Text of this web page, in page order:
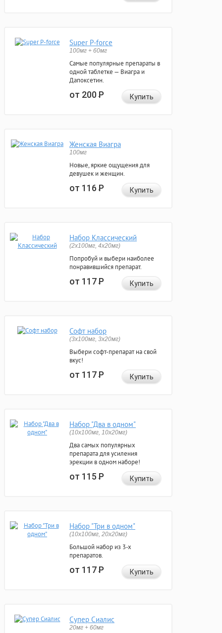
Super P-force
100мг + 60мг
Самые популярные препараты в
одной таблетке — Виагра и
Дапоксетин.
от 200Р Купить
Женская Виагра
100мг
Новые, яркие ощущения для
девушек и женщин.
от 116Р Купить
Набор Классический
(2x100мг, 4x20мг)
Попробуй и выбери наиболее
понравившийся препарат.
от 117Р Купить
Софт набор
(3x100мг, 3x20мг)
Выбери софт-препарат на свой
вкус!
от 117Р Купить
Набор "Два в одном"
(10x100мг, 10x20мг)
Два самых популярных
препарата для усиления
эрекции в одном наборе!
от 115Р Купить
Набор "Три в одном"
(10x100мг, 20x20мг)
Большой набор из 3-х
препаратов.
от 117Р Купить
Супер Сиалис
20мг + 60мг